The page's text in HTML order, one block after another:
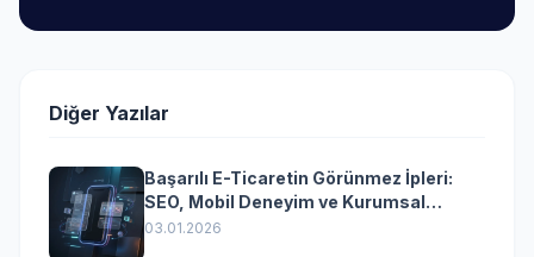
Diğer Yazılar
Başarılı E-Ticaretin Görünmez İpleri:
SEO, Mobil Deneyim ve Kurumsal
Yazılımın Kazandıran Senkronizasyonu
03.01.2026